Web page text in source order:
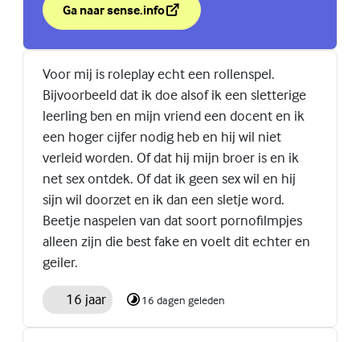
sense.info.
Ga naar sense.info
over Podcast Sense Talk
(Externe link)
Voor mij is roleplay echt een rollenspel.
Bijvoorbeeld dat ik doe alsof ik een sletterige
leerling ben en mijn vriend een docent en ik
een hoger cijfer nodig heb en hij wil niet
verleid worden. Of dat hij mijn broer is en ik
net sex ontdek. Of dat ik geen sex wil en hij
sijn wil doorzet en ik dan een sletje word.
Beetje naspelen van dat soort pornofilmpjes
alleen zijn die best fake en voelt dit echter en
geiler.
16 jaar 16 dagen geleden